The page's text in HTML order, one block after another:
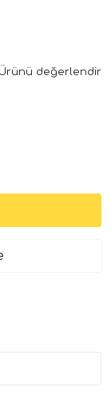
Ürünü değerlendir